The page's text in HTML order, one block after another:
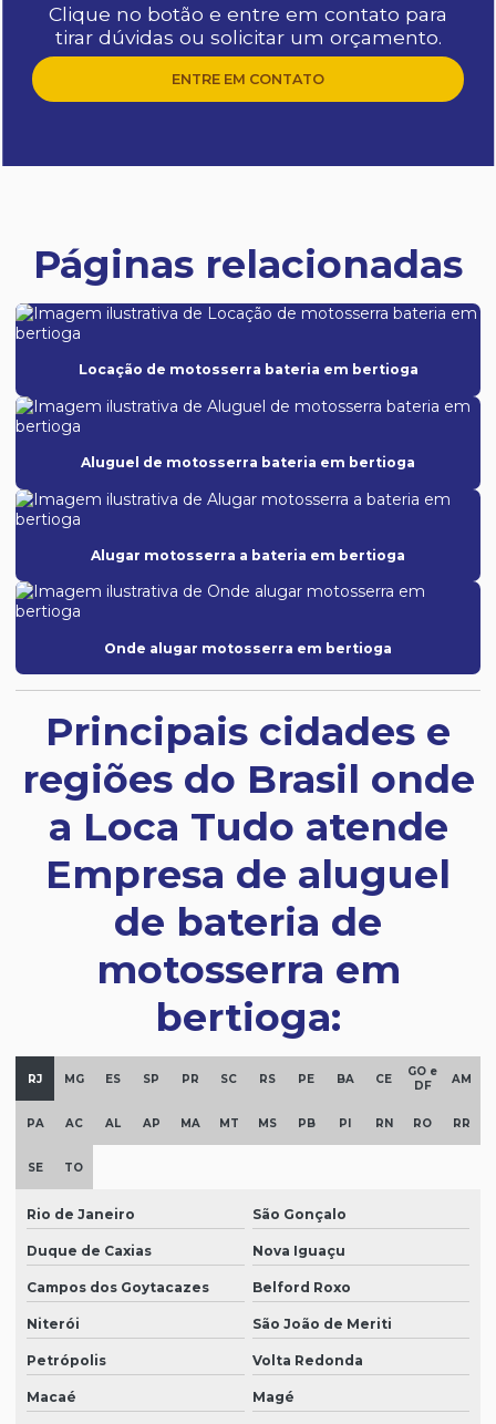
Clique no botão e entre em contato para
tirar dúvidas ou solicitar um orçamento.
ENTRE EM CONTATO
Páginas relacionadas
Locação de motosserra bateria em bertioga
Aluguel de motosserra bateria em bertioga
Alugar motosserra a bateria em bertioga
Onde alugar motosserra em bertioga
Principais cidades e
regiões do Brasil onde
a Loca Tudo atende
Empresa de aluguel
de bateria de
motosserra em
bertioga:
RJ MG ES SP PR SC RS PE BA CE
GO e
DF
AM
PA AC AL AP MA MT MS PB PI RN RO RR
SE TO
Rio de Janeiro São Gonçalo
Duque de Caxias Nova Iguaçu
Campos dos Goytacazes Belford Roxo
Niterói São João de Meriti
Petrópolis Volta Redonda
Macaé Magé